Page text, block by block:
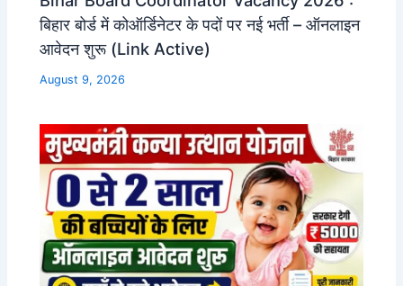
बिहार बोर्ड में कोऑर्डिनेटर के पदों पर नई भर्ती – ऑनलाइन
आवेदन शुरू (Link Active)
August 9, 2026